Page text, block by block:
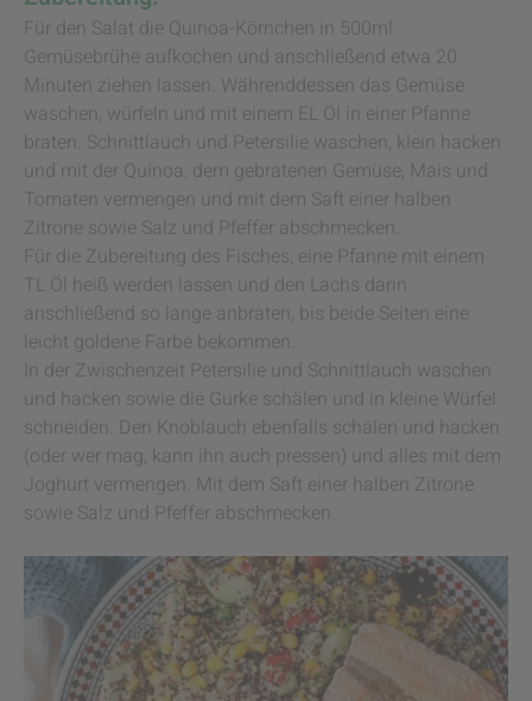
Für den Salat die Quinoa-Körnchen in 500ml
Gemüsebrühe aufkochen und anschließend etwa 20
Minuten ziehen lassen. Währenddessen das Gemüse
waschen, würfeln und mit einem EL Öl in einer Pfanne
braten. Schnittlauch und Petersilie waschen, klein hacken
und mit der Quinoa, dem gebratenen Gemüse, Mais und
Tomaten vermengen und mit dem Saft einer halben
Zitrone sowie Salz und Pfeffer abschmecken.
Für die Zubereitung des Fisches, eine Pfanne mit einem
TL Öl heiß werden lassen und den Lachs darin
anschließend so lange anbraten, bis beide Seiten eine
leicht goldene Farbe bekommen.
In der Zwischenzeit Petersilie und Schnittlauch waschen
und hacken sowie die Gurke schälen und in kleine Würfel
schneiden. Den Knoblauch ebenfalls schälen und hacken
(oder wer mag, kann ihn auch pressen) und alles mit dem
Joghurt vermengen. Mit dem Saft einer halben Zitrone
sowie Salz und Pfeffer abschmecken.